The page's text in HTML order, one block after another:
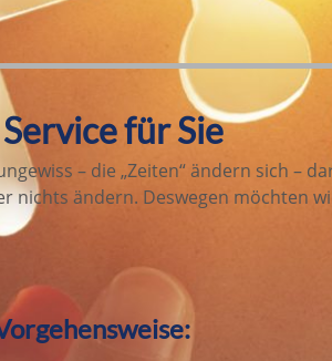
für Sie
– die „Zeiten“ ändern sich –
nichts ändern. Deswegen möchten